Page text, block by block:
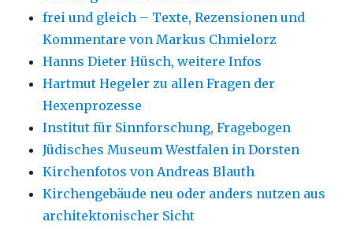
frei und gleich – Texte, Rezensionen und
Kommentare von Markus Chmielorz
Hanns Dieter Hüsch, weitere Infos
Hartmut Hegeler zu allen Fragen der
Hexenprozesse
Institut für Sinnforschung, Fragebogen
Jüdisches Museum Westfalen in Dorsten
Kirchenfotos von Andreas Blauth
Kirchengebäude neu oder anders nutzen aus
architektonischer Sicht